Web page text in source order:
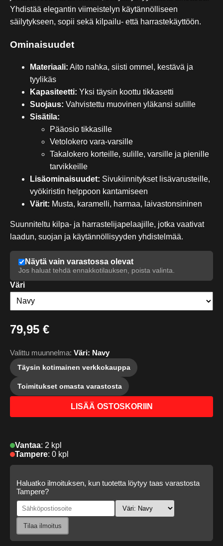
Yhdistää elegantin viimeistelyn käytännölliseen
säilytykseen, sopii sekä kilpailu- että harrastekäyttöön.
Ominaisuudet
Materiaali: Aito nahka, siisti ommel, kestävä ja
tyylikäs
Kapasiteetti: Yksi täysin koottu tikkasetti
Suojaus: Vahvistettu muovinen yläkansi sulille
Sisätila:
Pääosio tikkasille
Vetolokero vara-varsille
Takalokero korteille, sulille, varsille ja pienille
tarvikkeille
Lisäominaisuudet: Sivukiinnitykset lisävarusteille,
vyökiristin helppoon kantamiseen
Värit: Musta, karamelli, harmaa, laivastonsininen
Suunniteltu kilpa- ja harrastelijapelaajille, jotka vaativat
laadun, suojan ja käytännöllisyyden yhdistelmää.
Näytä vain varastossa olevat
Jos haluat tehdä ennakkotilauksen, poista valinta.
Väri
79,95 €
Valittu muunnelma: Väri: Navy
Täysin kotimainen verkkokauppa
Toimitukset omasta varastosta
LISÄÄ OSTOSKORIIN
Vantaa: 2 kpl
Tampere: 0 kpl
Haluatko ilmoituksen, kun tuotetta löytyy taas varastosta
Tampere?
Tilaa ilmoitus